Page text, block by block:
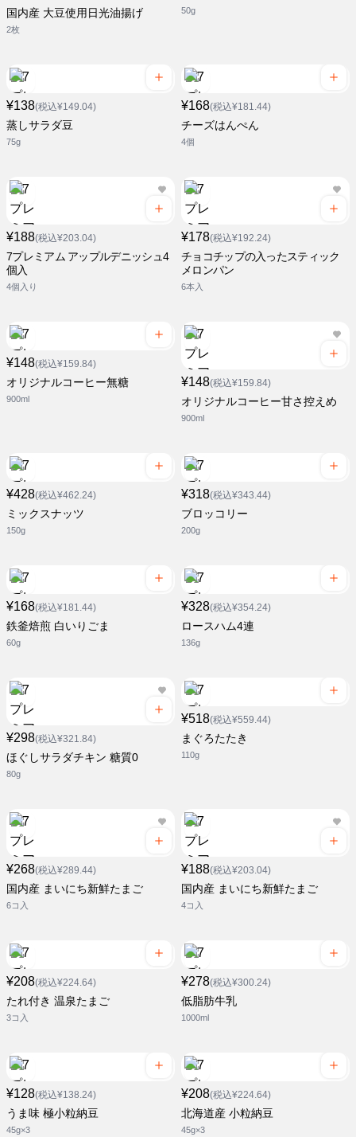
国内産 大豆使用日光油揚げ
2枚
50g
¥138(税込¥149.04)
蒸しサラダ豆
75g
¥168(税込¥181.44)
チーズはんぺん
4個
¥188(税込¥203.04)
7プレミアム アップルデニッシュ4
個入
4個入り
¥178(税込¥192.24)
チョコチップの入ったスティック
メロンパン
6本入
¥148(税込¥159.84)
オリジナルコーヒー無糖
900ml
¥148(税込¥159.84)
オリジナルコーヒー甘さ控えめ
900ml
¥428(税込¥462.24)
ミックスナッツ
150g
¥318(税込¥343.44)
ブロッコリー
200g
¥168(税込¥181.44)
鉄釜焙煎 白いりごま
60g
¥328(税込¥354.24)
ロースハム4連
136g
¥298(税込¥321.84)
ほぐしサラダチキン 糖質0
80g
¥518(税込¥559.44)
まぐろたたき
110g
¥268(税込¥289.44)
国内産 まいにち新鮮たまご
6コ入
¥188(税込¥203.04)
国内産 まいにち新鮮たまご
4コ入
¥208(税込¥224.64)
たれ付き 温泉たまご
3コ入
¥278(税込¥300.24)
低脂肪牛乳
1000ml
¥128(税込¥138.24)
うま味 極小粒納豆
45g×3
¥208(税込¥224.64)
北海道産 小粒納豆
45g×3